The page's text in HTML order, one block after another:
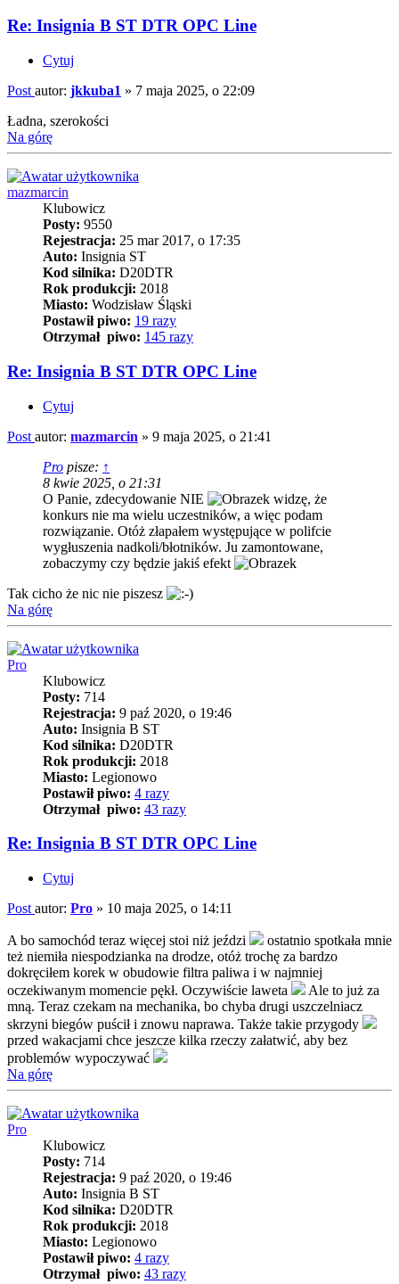
Re: Insignia B ST DTR OPC Line
Cytuj
Post autor: jkkuba1 » 7 maja 2025, o 22:09
Ładna, szerokości
Na górę
mazmarcin
Klubowicz
Posty: 9550
Rejestracja: 25 mar 2017, o 17:35
Auto: Insignia ST
Kod silnika: D20DTR
Rok produkcji: 2018
Miasto: Wodzisław Śląski
Postawił piwo: 19 razy
Otrzymał piwo: 145 razy
Re: Insignia B ST DTR OPC Line
Cytuj
Post autor: mazmarcin » 9 maja 2025, o 21:41
Pro pisze: ↑
8 kwie 2025, o 21:31
O Panie, zdecydowanie NIE
widzę, że
konkurs nie ma wielu uczestników, a więc podam
rozwiązanie. Otóż złapałem występujące w polifcie
wygłuszenia nadkoli/błotników. Ju zamontowane,
zobaczymy czy będzie jakiś efekt
Tak cicho że nic nie piszesz
Na górę
Pro
Klubowicz
Posty: 714
Rejestracja: 9 paź 2020, o 19:46
Auto: Insignia B ST
Kod silnika: D20DTR
Rok produkcji: 2018
Miasto: Legionowo
Postawił piwo: 4 razy
Otrzymał piwo: 43 razy
Re: Insignia B ST DTR OPC Line
Cytuj
Post autor: Pro » 10 maja 2025, o 14:11
A bo samochód teraz więcej stoi niż jeździ
ostatnio spotkała mnie
też niemiła niespodzianka na drodze, otóż trochę za bardzo
dokręciłem korek w obudowie filtra paliwa i w najmniej
oczekiwanym momencie pękł. Oczywiście laweta
Ale to już za
mną. Teraz czekam na mechanika, bo chyba drugi uszczelniacz
skrzyni biegów puścił i znowu naprawa. Także takie przygody
przed wakacjami chce jeszcze kilka rzeczy załatwić, aby bez
problemów wypoczywać
Na górę
Pro
Klubowicz
Posty: 714
Rejestracja: 9 paź 2020, o 19:46
Auto: Insignia B ST
Kod silnika: D20DTR
Rok produkcji: 2018
Miasto: Legionowo
Postawił piwo: 4 razy
Otrzymał piwo: 43 razy